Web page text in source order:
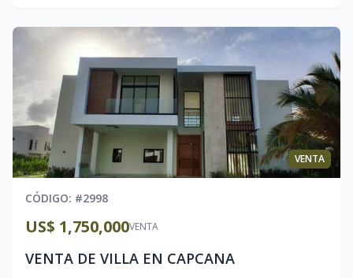
VENTA
CÓDIGO: #2998
VENTA
US$ 1,750,000
VENTA DE VILLA EN CAPCANA